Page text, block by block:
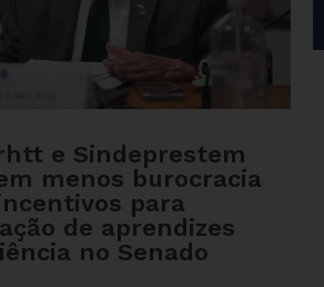
e Sindeprestem
menos burocracia
para
de aprendizes
no Senado